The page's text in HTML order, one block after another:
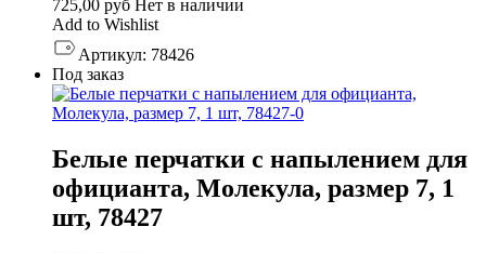
725,00 руб Нет в наличии
Add to Wishlist
Артикул: 78426
Под заказ
Белые перчатки с напылением для
официанта, Молекула, размер 7, 1
шт, 78427